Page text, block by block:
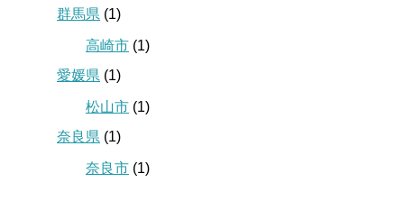
群馬県 (1)
高崎市 (1)
愛媛県 (1)
松山市 (1)
奈良県 (1)
奈良市 (1)